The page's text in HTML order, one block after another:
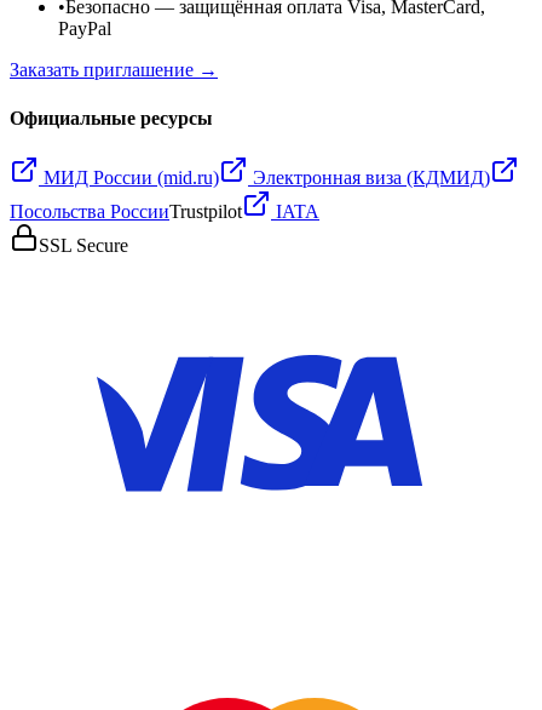
•Безопасно — защищённая оплата Visa, MasterCard,
PayPal
Заказать приглашение →
Официальные ресурсы
МИД России (mid.ru)
Электронная виза (КДМИД)
Посольства РоссииTrustpilot
IATA
SSL Secure